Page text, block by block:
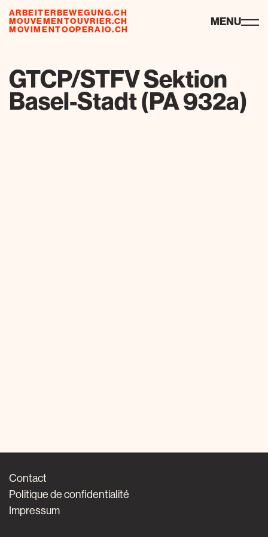
ARBEITERBEWEGUNG.CH
MOUVEMENTOUVRIER.CH
MOVIMENTOOPERAIO.CH
ressources MENU
GTCP/STFV Sektion
Basel-Stadt (PA 932a)
Contact
Politique de confidentialité
Impressum